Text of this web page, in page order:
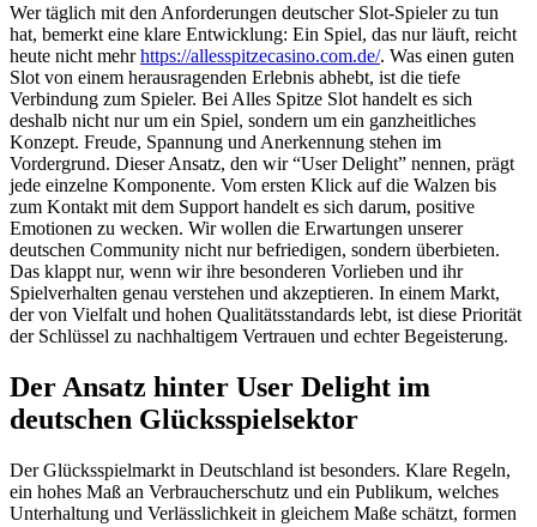
Wer täglich mit den Anforderungen deutscher Slot-Spieler zu tun
hat, bemerkt eine klare Entwicklung: Ein Spiel, das nur läuft, reicht
heute nicht mehrhttps://allesspitzecasino.com.de/. Was einen guten
Slot von einem herausragenden Erlebnis abhebt, ist die tiefe
Verbindung zum Spieler. Bei Alles Spitze Slot handelt es sich
deshalb nicht nur um ein Spiel, sondern um ein ganzheitliches
Konzept. Freude, Spannung und Anerkennung stehen im
Vordergrund. Dieser Ansatz, den wir “User Delight” nennen, prägt
jede einzelne Komponente. Vom ersten Klick auf die Walzen bis
zum Kontakt mit dem Support handelt es sich darum, positive
Emotionen zu wecken. Wir wollen die Erwartungen unserer
deutschen Community nicht nur befriedigen, sondern überbieten.
Das klappt nur, wenn wir ihre besonderen Vorlieben und ihr
Spielverhalten genau verstehen und akzeptieren. In einem Markt,
der von Vielfalt und hohen Qualitätsstandards lebt, ist diese Priorität
der Schlüssel zu nachhaltigem Vertrauen und echter Begeisterung.
Der Ansatz hinter User Delight im
deutschen Glücksspielsektor
Der Glücksspielmarkt in Deutschland ist besonders. Klare Regeln,
ein hohes Maß an Verbraucherschutz und ein Publikum, welches
Unterhaltung und Verlässlichkeit in gleichem Maße schätzt, formen